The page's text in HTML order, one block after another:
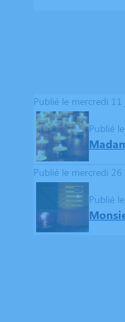
Publié le mercredi
Publié
Publié le mercredi
Publié